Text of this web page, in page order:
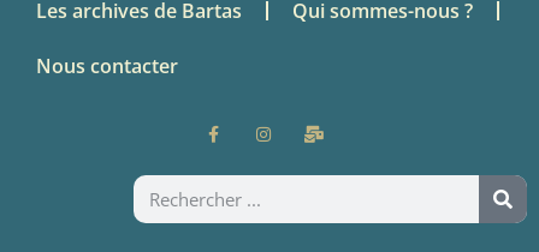
Les archives de Bartas Qui sommes-nous ?
Nous contacter